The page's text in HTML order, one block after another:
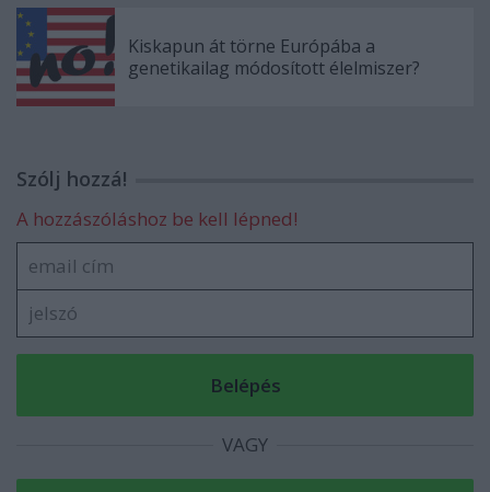
Kiskapun át törne Európába a
genetikailag módosított élelmiszer?
Szólj hozzá!
A hozzászóláshoz be kell lépned!
VAGY